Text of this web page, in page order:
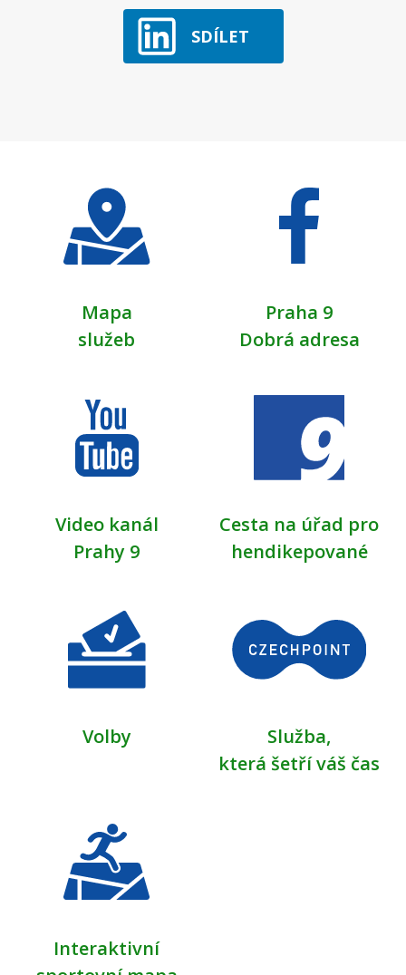
SDÍLET
Mapa
služeb
Praha 9
Dobrá adresa
Video kanál
Prahy 9
Cesta na úřad pro
hendikepované
Volby
Služba,
která šetří váš čas
Interaktivní